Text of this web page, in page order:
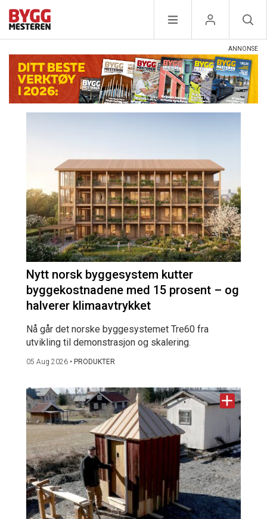
Nytt norsk byggesystem kutter
byggekostnadene med 15 prosent – og
halverer klimaavtrykket
Nå går det norske byggesystemet Tre60 fra
utvikling til demonstrasjon og skalering.
05 Aug 2026 • PRODUKTER